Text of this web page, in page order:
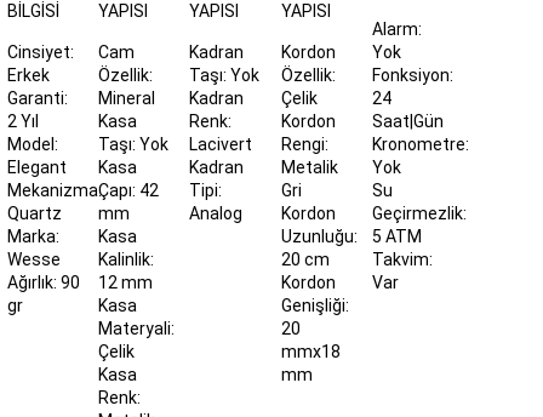
BILGISI
Cinsiyet:
Erkek
Garanti:
2 Yıl
Model:
Elegant
Mekanizma:
Quartz
Marka:
Wesse
Ağırlık: 90
gr
YAPISI
Cam
Özellik:
Mineral
Kasa
Taşı: Yok
Kasa
Çapı: 42
mm
Kasa
Kalinlik:
12 mm
Kasa
Materyali:
Çelik
Kasa
Renk:
YAPISI
Kadran
Taşı: Yok
Kadran
Renk:
Lacivert
Kadran
Tipi:
Analog
YAPISI
Kordon
Özellik:
Çelik
Kordon
Rengi:
Metalik
Gri
Kordon
Uzunluğu:
20 cm
Kordon
Genişliği:
20
mmx18
mm
Alarm:
Yok
Fonksiyon:
24
Saat|Gün
Kronometre:
Yok
Su
Geçirmezlik:
5 ATM
Takvim:
Var